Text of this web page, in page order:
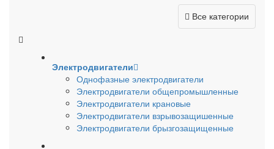
Все категории
Электродвигатели
Однофазные электродвигатели
Электродвигатели общепромышленные
Электродвигатели крановые
Электродвигатели взрывозащишенные
Электродвигатели брызгозащищенные